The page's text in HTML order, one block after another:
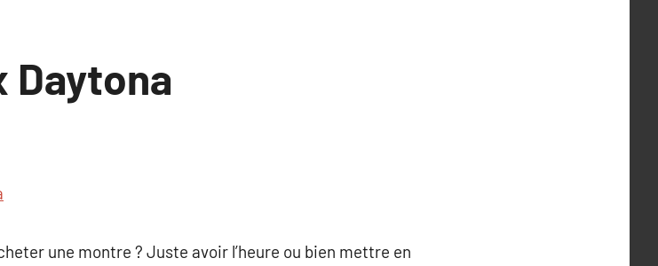
Daytona
une montre ? Juste avoir l’heure ou bien mettre en